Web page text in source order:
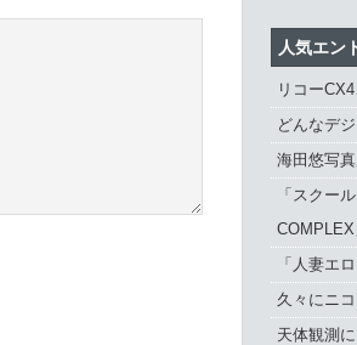
人気エン
リコー
どんなデ
海田悠写
「スクー
COMPLEX
「人妻エ
久々にニ
天体観測